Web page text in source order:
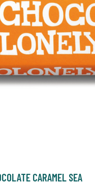
CARAMEL SEA